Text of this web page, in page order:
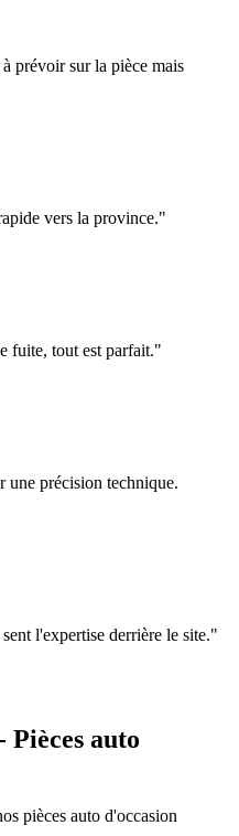
prévoir sur la pièce mais
vers la province."
fuite, tout est parfait."
une précision technique.
l'expertise derrière le site."
Pièces auto
pièces auto d'occasion